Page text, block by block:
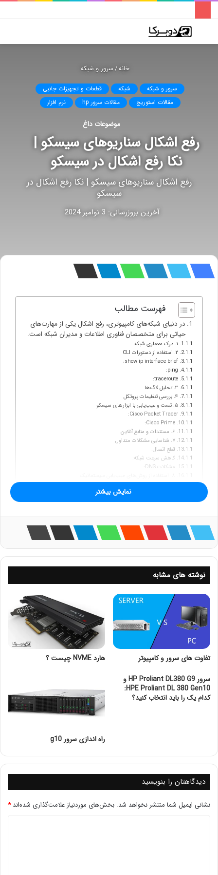
پوسته
فهرست
خانه/سرور و شبکه
سرور و شبکه شبکه
قطعات و تجهیزات جانبی
مقالات استوریج
مقالات سرور hp نرم افزار
موضوعات داغ
رفع اشکال سناریوهای سیسکو |
نکا رفع اشکال در سیسکو
رفع اشکال سناریوهای سیسکو | نکا رفع اشکال در
سیسکو
آخرین بروزرسانی: 3 نوامبر 2024
فهرست مطالب
در دنیای شبکه‌های کامپیوتری، رفع اشکال یکی از مهارت‌های
حیاتی برای متخصصان فناوری اطلاعات و مدیران شبکه است.
۱. درک معماری شبکه
۲. استفاده از دستورات CLI
show ip interface brief:
ping:
traceroute:
۳. تحلیل لاگ‌ها
۴. بررسی تنظیمات پروتکل
۵. تست و عیب‌یابی با ابزارهای سیسکو
Cisco Packet Tracer:
Cisco Prime:
۶. مستندات و منابع آنلاین
۷. شناسایی مشکلات متداول
قطع اتصال:
کاهش سرعت شبکه:
مشکلات DNS:
تعریف مشکل:
تحلیل داده‌ها:
مستندسازی:
۱۰. یادگیری مداوم
کتاب‌ها و مقالات:
نتیجه‌گیری نهایی
در دنیایشبکه‌های کامپیوتری، رفع اشکال
یکی از
مهارت‌های حیاتی برای متخصصان فناوری اطلاعات و
مدیران شبکه است.
سیسکو به عنوان یکی از پیشروان صنعت شبکه، ابزارها و
می‌دهد. در این مقاله، به بررسی نکات و تکنیک‌های موثر در رفع
اشکال سناریوهای سیسکو خواهیم پرداخت.
نمایش بیشتر
نوشته های مشابه
تفاوت های سرور و کامپیوتر
هارد NVME چیست ؟
سرور HP Proliant DL380 G9 و
HPE Proliant DL 380 Gen10:
کدام یک را باید انتخاب کنید؟
راه اندازی سرور g10
دیدگاهتان را بنویسید
نشانی ایمیل شما منتشر نخواهد شد. بخش‌های موردنیاز علامت‌گذاری شده‌اند*